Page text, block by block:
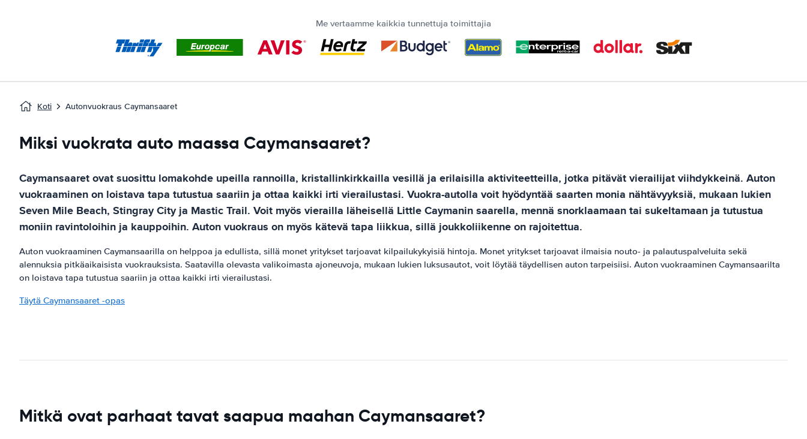
Me vertaamme kaikkia tunnettuja toimittajia
Koti Autonvuokraus Caymansaaret
Miksi vuokrata auto maassa Caymansaaret?
Caymansaaret ovat suosittu lomakohde upeilla rannoilla, kristallinkirkkailla vesillä ja erilaisilla aktiviteetteilla, jotka pitävät vierailijat viihdykkeinä. Auton
vuokraaminen on loistava tapa tutustua saariin ja ottaa kaikki irti vierailustasi. Vuokra-autolla voit hyödyntää saarten monia nähtävyyksiä, mukaan lukien
Seven Mile Beach, Stingray City ja Mastic Trail. Voit myös vierailla läheisellä Little Caymanin saarella, mennä snorklaamaan tai sukeltamaan ja tutustua
moniin ravintoloihin ja kauppoihin. Auton vuokraus on myös kätevä tapa liikkua, sillä joukkoliikenne on rajoitettua.
Auton vuokraaminen Caymansaarilla on helppoa ja edullista, sillä monet yritykset tarjoavat kilpailukykyisiä hintoja. Monet yritykset tarjoavat ilmaisia ​​nouto- ja palautuspalveluita sekä
alennuksia pitkäaikaisista vuokrauksista. Saatavilla olevasta valikoimasta ajoneuvoja, mukaan lukien luksusautot, voit löytää täydellisen auton tarpeisiisi. Auton vuokraaminen Caymansaarilta
on loistava tapa tutustua saariin ja ottaa kaikki irti vierailustasi.
Täytä Caymansaaret -opas
Mitkä ovat parhaat tavat saapua maahan Caymansaaret?